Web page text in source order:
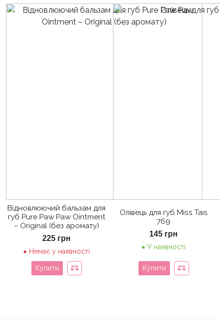
Відновлюючий бальзам для
губ Pure Paw Paw Ointment
– Original (без аромату)
225 грн
Немає у наявності
Купити
Олівець для губ Miss Tais
769
145 грн
У наявності
Купити